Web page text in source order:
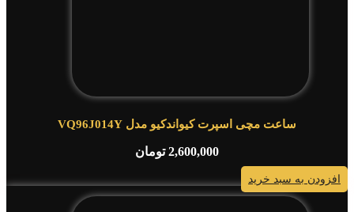
ساعت مچی اسپرت کیواندکیو مدل VQ96J014Y
2,600,000 تومان
افزودن به سبد خرید